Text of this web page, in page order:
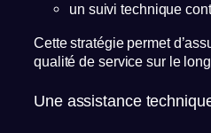
un suivi technique
Cette stratégie permet
qualité de service sur le long
Une assistance